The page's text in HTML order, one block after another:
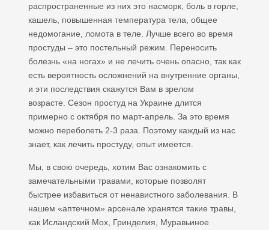
распространенные из них это насморк, боль в горле,
кашель, повышенная температура тела, общее
недомогание, ломота в теле. Лучше всего во время
простуды – это постельный режим. Переносить
болезнь «на ногах» и не лечить очень опасно, так как
есть вероятность осложнений на внутренние органы,
и эти последствия скажутся Вам в зрелом
возрасте. Сезон простуд на Украине длится
примерно с октября по март-апрель. За это время
можно переболеть 2-3 раза. Поэтому каждый из нас
знает, как лечить простуду, опыт имеется.
Мы, в свою очередь, хотим Вас ознакомить с
замечательными травами, которые позволят
быстрее избавиться от ненавистного заболевания. В
нашем «аптечном» арсенале хранятся такие травы,
как Исландский Мох, Гринделия, Муравьиное